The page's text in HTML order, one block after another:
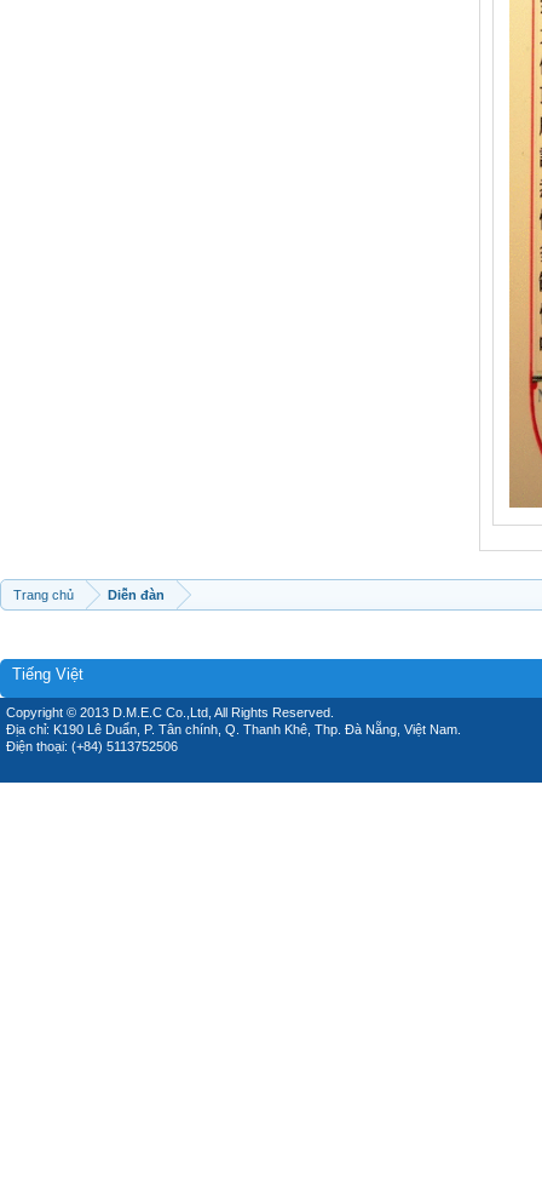
Trang chủ Diễn đàn
Tiếng Việt
Copyright © 2013 D.M.E.C Co.,Ltd, All Rights Reserved.
Địa chỉ: K190 Lê Duẩn, P. Tân chính, Q. Thanh Khê, Thp. Đà Nẵng, Việt Nam.
Điện thoại: (+84) 5113752506